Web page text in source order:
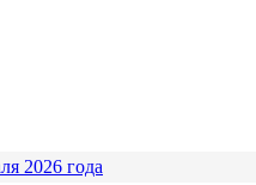
2026 года